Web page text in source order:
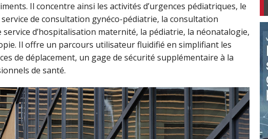
Il concentre ainsi les activités d’urgences pédiatriques, le
de consultation gynéco-pédiatrie, la consultation
d’hospitalisation maternité, la pédiatrie, la néonatalogie,
Il offre un parcours utilisateur fluidifié en simplifiant les
de déplacement, un gage de sécurité supplémentaire à la
de santé.